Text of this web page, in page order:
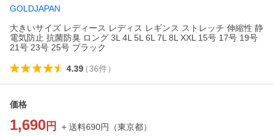
GOLDJAPAN
大きいサイズ レディース レディス レギンス ストレッチ 伸縮性 静
電気防止 抗菌防臭 ロング 3L 4L 5L 6L 7L 8L XXL 15号 17号 19号
21号 23号 25号 ブラック
4.39（36件）
価格
1,690 円 + 送料690円 （東京都）